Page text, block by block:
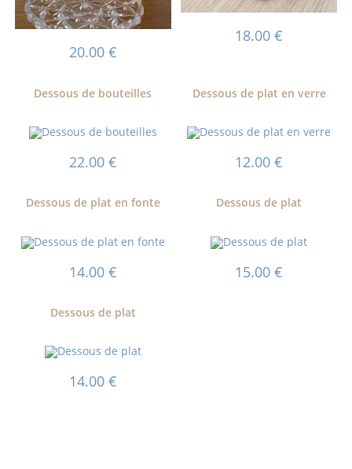
20.00 €
18.00€
Dessous de bouteilles
22.00 €
Dessous de plat en verre
12.00€
Dessous de plat en fonte
14.00 €
Dessous de plat
15.00€
Dessous de plat
14.00 €